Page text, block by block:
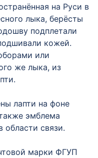
на Руси в
лыка, берёсты
подплетали
кожей.
или
же лыка, из
лапти на фоне
эмблема
области связи.
марки ФГУП